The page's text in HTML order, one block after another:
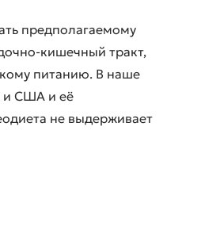
предполагаемому
кишечный тракт,
питанию. В наше
и США и её
не выдерживает